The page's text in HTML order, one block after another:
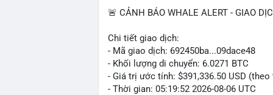
🚨 CẢNH BÁO WHALE ALERT - GIAO
Chi tiết giao dịch:
- Mã giao dịch: 692450ba...09dace48
- Khối lượng di chuyển: 6.0271 BTC
- Giá trị ước tính: $391,336.50 USD (theo
- Thời gian: 05:19:52 2026-08-06 UTC